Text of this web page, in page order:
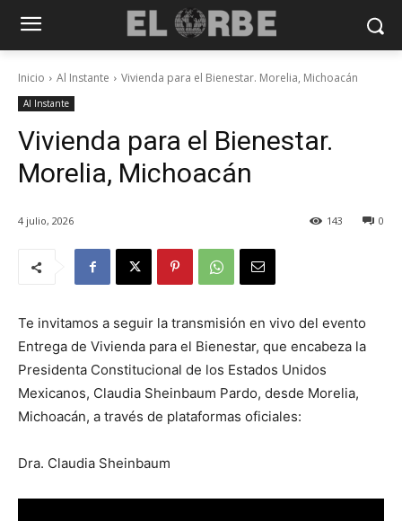
Inicio Al Instante Vivienda para el Bienestar. Morelia, Michoacán
Al Instante
Vivienda para el Bienestar.
Morelia, Michoacán
4 julio, 2026 0
143
Te invitamos a seguir la transmisión en vivo del evento
Entrega de Vivienda para el Bienestar, que encabeza la
Presidenta Constitucional de los Estados Unidos
Mexicanos, Claudia Sheinbaum Pardo, desde Morelia,
Michoacán, a través de plataformas oficiales:
Dra. Claudia Sheinbaum